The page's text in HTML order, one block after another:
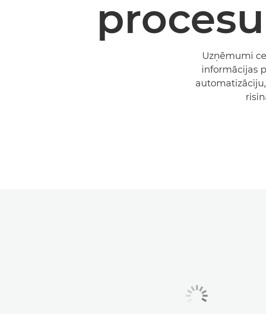
Uzņēmumi
informācijas